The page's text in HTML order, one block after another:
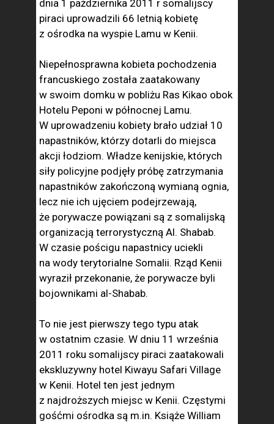
dnia 1 października 2011 r somalijscy
piraci uprowadzili 66 letnią kobietę
z ośrodka na wyspie Lamu w Kenii.
Niepełnosprawna kobieta pochodzenia
francuskiego została zaatakowany
w swoim domku w pobliżu Ras Kikao obok
Hotelu Peponi w północnej Lamu.
W uprowadzeniu kobiety brało udział 10
napastników, którzy dotarli do miejsca
akcji łodziom. Władze kenijskie, których
siły policyjne podjęły próbę zatrzymania
napastników zakończoną wymianą ognia,
lecz nie ich ujęciem podejrzewają,
że porywacze powiązani są z somalijską
organizacją terrorystyczną Al. Shabab.
W czasie pościgu napastnicy uciekli
na wody terytorialne Somalii. Rząd Kenii
wyraził przekonanie, że porywacze byli
bojownikami al-Shabab.
To nie jest pierwszy tego typu atak
w ostatnim czasie. W dniu 11 września
2011 roku somalijscy piraci zaatakowali
ekskluzywny hotel Kiwayu Safari Village
w Kenii. Hotel ten jest jednym
z najdroższych miejsc w Kenii. Częstymi
gośćmi ośrodka są m.in. Książe William